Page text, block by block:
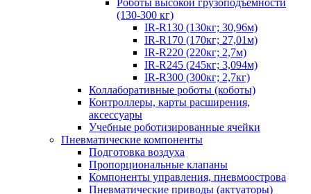
Роботы высокой грузоподъемности
(130-300 кг)
IR-R130 (130кг; 30,96м)
IR-R170 (170кг; 27,01м)
IR-R220 (220кг; 2,7м)
IR-R245 (245кг; 3,094м)
IR-R300 (300кг; 2,7кг)
Коллаборативные роботы (коботы)
Контроллеры, карты расширения,
аксессуары
Учебные роботизированные ячейки
Пневматические компоненты
Подготовка воздуха
Пропорциональные клапаны
Компоненты управления, пневмоострова
Пневматические приводы (актуаторы)